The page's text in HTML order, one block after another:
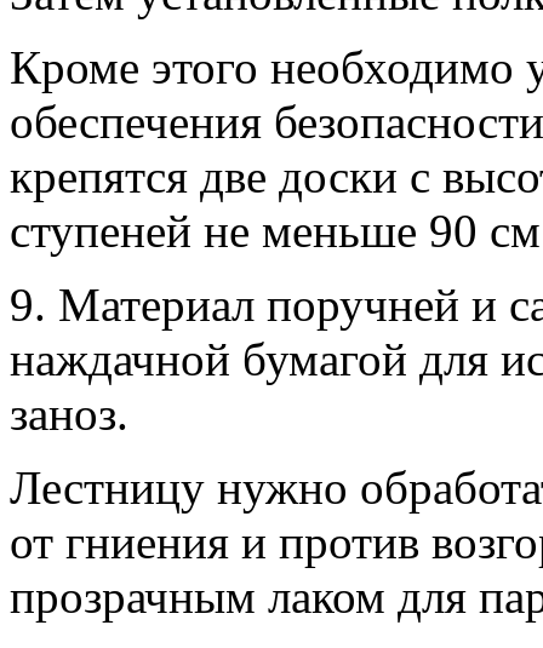
Кроме этого необходимо
обеспечения
крепятся две доски с
ступеней не меньше 90
9. Материал поручней и
наждачной бумагой для
заноз.
Лестницу нужно
от гниения и против
прозрачным лаком для